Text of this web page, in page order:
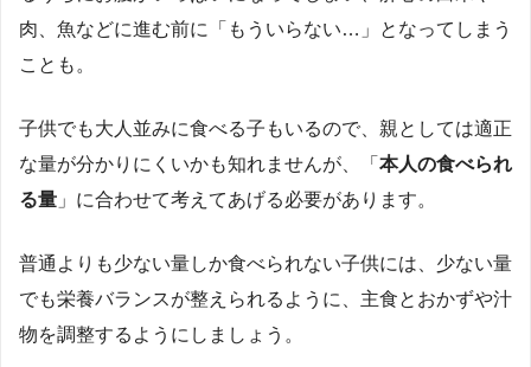
肉、魚などに進む前に「もういらない…」となってしまう
ことも。
子供でも大人並みに食べる子もいるので、親としては適正
な量が分かりにくいかも知れませんが、「 本人の食べられ
る量 」に合わせて考えてあげる必要があります。
普通よりも少ない量しか食べられない子供には、少ない量
でも栄養バランスが整えられるように、主食とおかずや汁
物を調整するようにしましょう。